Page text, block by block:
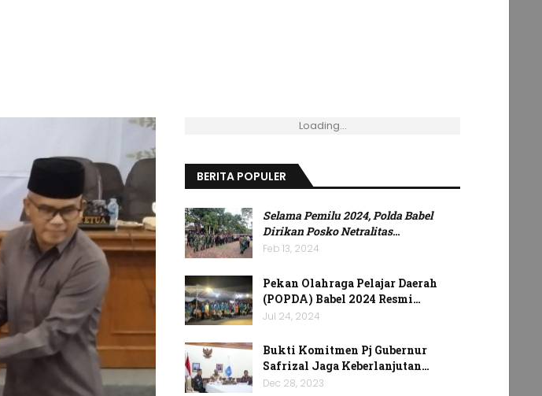
Loading...
BERITA POPULER
Selama Pemilu 2024, Polda Babel
Dirikan Posko Netralitas…
Feb 13, 2024
Pekan Olahraga Pelajar Daerah
(POPDA) Babel 2024 Resmi…
Jul 24, 2024
Bukti Komitmen Pj Gubernur
Safrizal Jaga Keberlanjutan…
Dec 28, 2023